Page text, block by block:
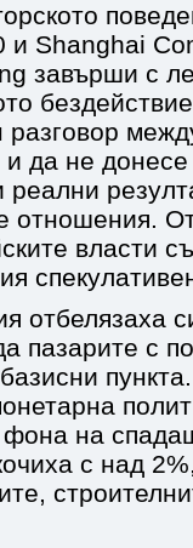
и Shanghai
завърши с
разговор
да не
отношения.
власти
отбелязаха
пазарите с
на
с над